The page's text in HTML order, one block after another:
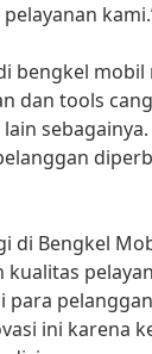
bengkel
dan tools
di Bengkel
ini karena